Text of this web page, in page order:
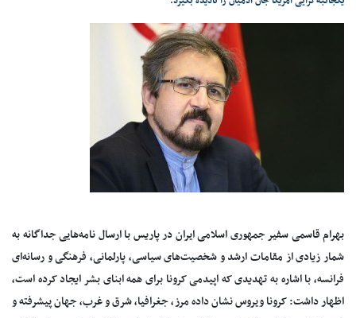
بهرام قاسمی سفیر جمهوری اسلامی ایران در پاریس با ارسال نامه‌هایی جداگانه به
شمار زیادی از مقامات ارشد و شخصیت‌های سیاسی، پارلمانی، فرهنگی و رسانه‌ای
فرانسه، با اشاره به تهدیدی که اپیدمی کرونا برای همه ابنای بشر ایجاد کرده است،
اظهار داشت: کرونا ویروس نشان داده مرز، جغرافیا، شرق و غرب، جهان پیشرفته و